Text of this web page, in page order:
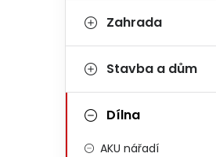
Zahrada
Stavba a dům
Dílna
AKU nářadí